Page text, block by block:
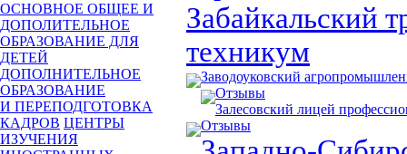
ОСНОВНОЕ ОБЩЕЕ И
ДОПОЛИТЕЛЬНОЕ
ОБРАЗОВАНИЕ ДЛЯ
ДЕТЕЙ
ДОПОЛНИТЕЛЬНОЕ
ОБРАЗОВАНИЕ
И ПЕРЕПОДГОТОВКА
КАДРОВ ЦЕНТРЫ
ИЗУЧЕНИЯ
Забайкальский
техникум
Заводоуковский
Отзывы
Залесовский лицей
Отзывы